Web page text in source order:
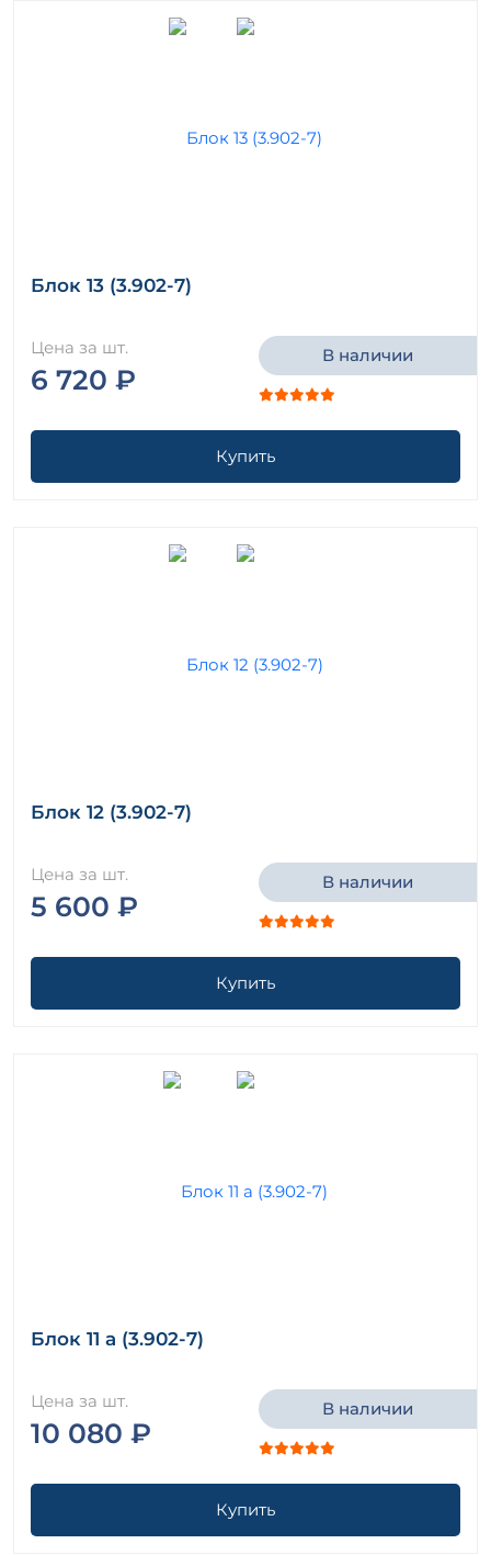
Блок 13 (3.902-7)
Цена за шт.
6 720 ₽
В наличии
Купить
Блок 12 (3.902-7)
Цена за шт.
5 600 ₽
В наличии
Купить
Блок 11 а (3.902-7)
Цена за шт.
10 080 ₽
В наличии
Купить